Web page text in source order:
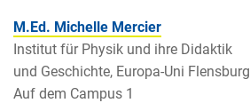
M.Ed. Michelle Mercier
Institut für Physik und ihre Didaktik
und Geschichte, Europa-Uni Flensburg
Auf dem Campus 1